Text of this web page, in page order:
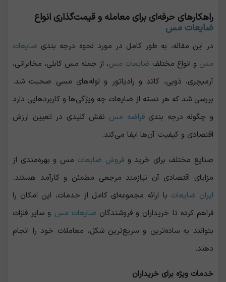
راهکارهای حرفه‌ای برای معامله و قیمت‌گذاری انواع
ضایعات مس
در این مقاله، به طور کامل در مورد نحوه درجه ‌بندی ضایعات
مس و انواع مختلف ضایعات مس، از جمله مس کابلی، مخابراتی،
آرمیچری، ذوبی، کاتد و رادیاتور و لوله‌های مسی صحبت شد.
بررسی شد که هر دسته از ضایعات چه ویژگی‌ها و کاربردهایی دارد
و چگونه درجه ‌بندیقراضه مس نقش کلیدی در تعیین ارزش
اقتصادی و کیفیت آن‌ها ایفا می‌کند.
صنایع مختلف برای خرید و فروش ضایعات مس و بهره‌مندی از
مزایای اقتصادی آن نیازمند مرجعی مطمئن و کارآمد هستند.
ایران ضایعات با ارائه مجموعه‌ای کامل از خدمات، این امکان را
فراهم کرده تا خریداران و فروشندگان ضایعات مس و سایر فلزات
بتوانند به ساده‌ترین و سریع‌ترین شکل، معاملات خود را انجام
دهند.
خدمات ویژه برای خریداران